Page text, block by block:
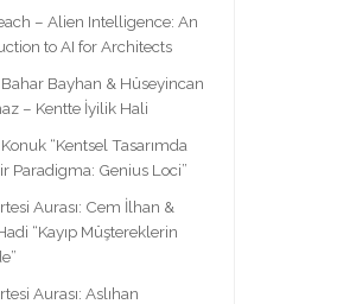
– Alien Intelligence: An
to AI for Architects
Bayhan & Hüseyincan
– Kentte İyilik Hali
“Kentsel Tasarımda
Paradigma: Genius Loci”
Aurası: Cem İlhan &
“Kayıp Müştereklerin
Aurası: Aslıhan